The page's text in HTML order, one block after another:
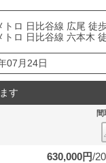
トロ 日比谷線 広尾 徒
トロ 日比谷線 六本木
07月24日
す
630,000円